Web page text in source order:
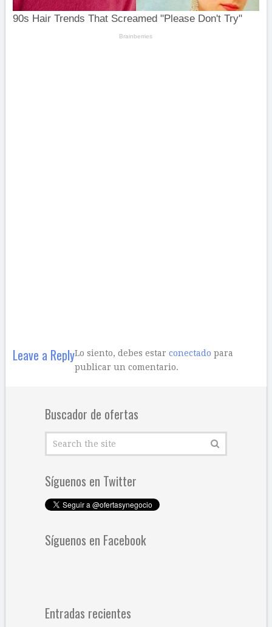
Leave a ReplyLo siento, debes estar conectado para
publicar un comentario.
Buscador de ofertas
Síguenos en Twitter
Síguenos en Facebook
Entradas recientes